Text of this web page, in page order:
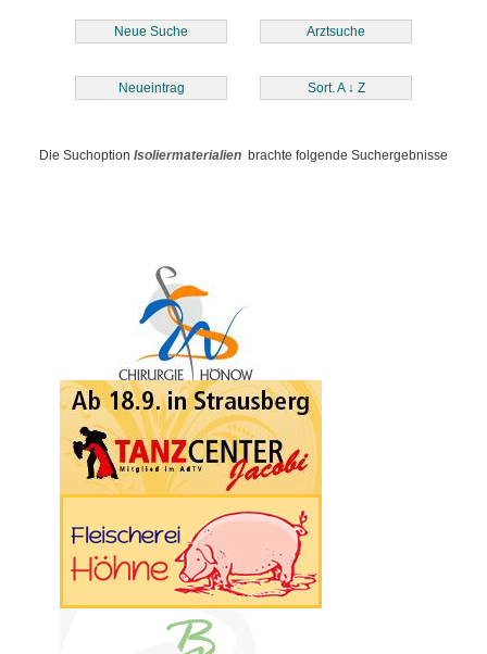
Neue Suche Arztsuche
Neueintrag Sort. A ↓ Z
Die Suchoption Isoliermaterialien brachte folgende Suchergebnisse